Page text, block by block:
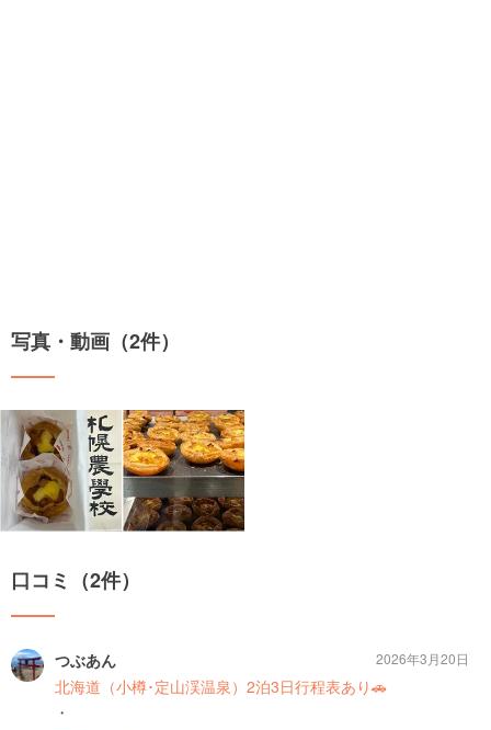
写真・動画（2件）
口コミ（2件）
つぶあん
北海道（小樽･定山渓温泉）2泊3日行程表あり🚗
・
2026年3月20日